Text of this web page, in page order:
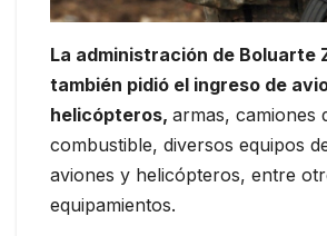
La administración de Boluarte
también pidió el ingreso de
helicópteros, armas, camiones
combustible, diversos equipos
aviones y helicópteros, entre
equipamientos.